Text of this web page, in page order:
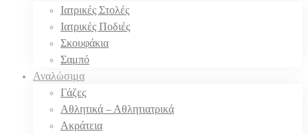
Ιατρικές Στολές
Ιατρικές Ποδιές
Σκουφάκια
Σαμπό
Αναλώσιμα
Γάζες
Αθλητικά – Αθλητιατρικά
Ακράτεια